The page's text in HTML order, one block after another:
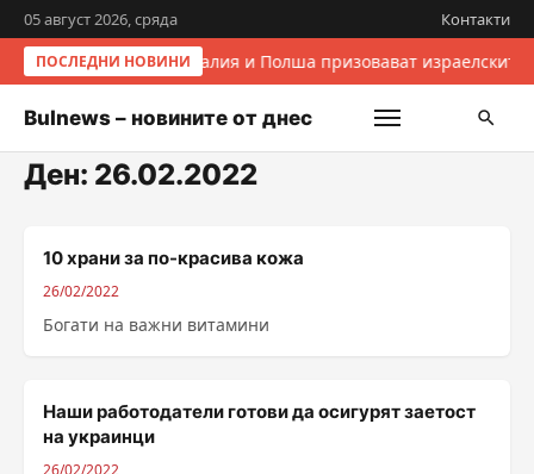
05 август 2026, сряда Контакти
ПОСЛЕДНИ НОВИНИИталия и Полша призовават
Bulnews – новините от днес
Ден: 26.02.2022
10 храни за по-красива кожа
26/02/2022
Богати на важни витамини
Наши работодатели готови да осигурят заетост
на украинци
26/02/2022